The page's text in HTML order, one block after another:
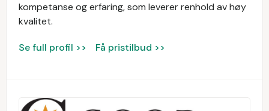
kompetanse og erfaring, som leverer renhold av høy
kvalitet.
Se full profil >> Få pristilbud >>